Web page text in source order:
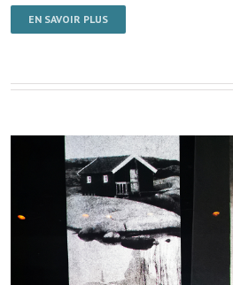
EN SAVOIR PLUS